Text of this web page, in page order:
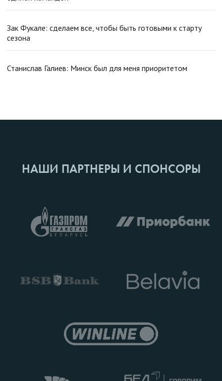
Зак Фукале: сделаем все, чтобы быть готовыми к старту
сезона
Станислав Галиев: Минск был для меня приоритетом
НАШИ ПАРТНЕРЫ И СПОНСОРЫ